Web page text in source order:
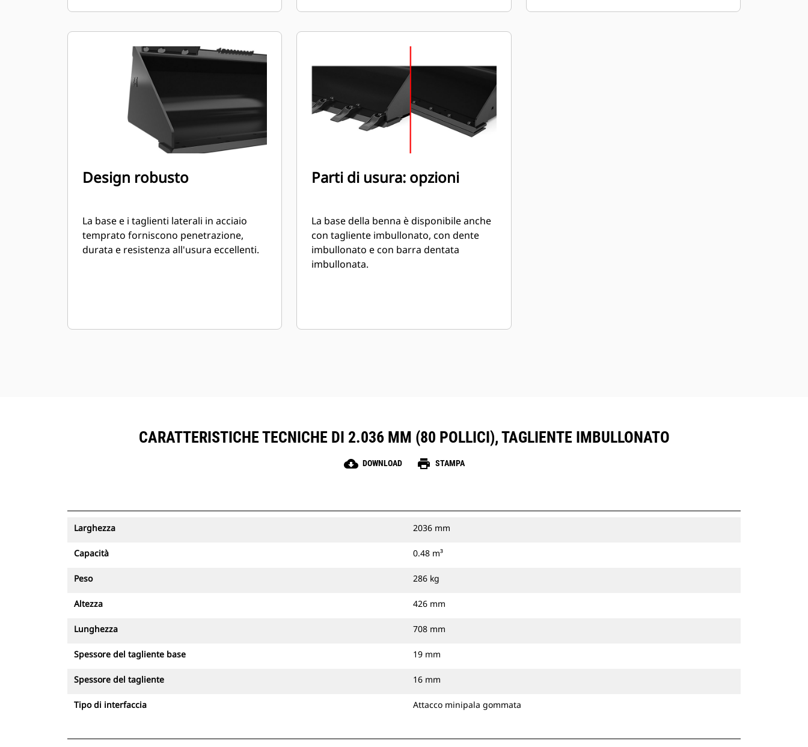
Design robusto
La base e i taglienti laterali in acciaio
temprato forniscono penetrazione,
durata e resistenza all'usura eccellenti.
Parti di usura: opzioni
La base della benna è disponibile anche
con tagliente imbullonato, con dente
imbullonato e con barra dentata
imbullonata.
CARATTERISTICHE TECNICHE DI 2.036 MM (80 POLLICI), TAGLIENTE IMBULLONATO
cloud_download DOWNLOAD print STAMPA
Larghezza 2036 mm
Capacità 0.48 m³
Peso 286 kg
Altezza 426 mm
Lunghezza 708 mm
Spessore del tagliente base 19 mm
Spessore del tagliente 16 mm
Tipo di interfaccia Attacco minipala gommata